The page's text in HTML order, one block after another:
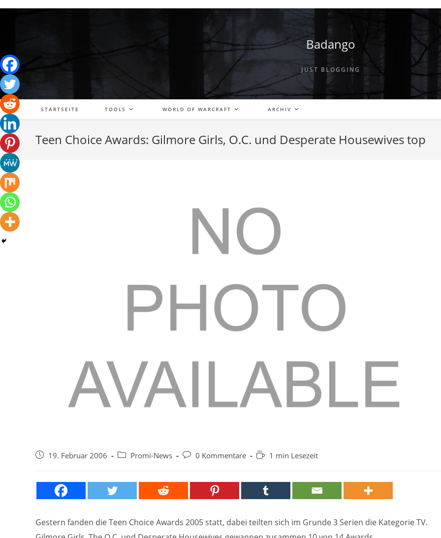
Badango
JUST BLOGGING
STARTSEITE TOOLS WORLD OF WARCRAFT ARCHIV
Teen Choice Awards: Gilmore Girls, O.C. und Desperate Housewives top
Beitrag19. Februar 2006
Beitrags-
Promi-News
Beitrags-
0 Kommentare Lesedauer:
1 min Lesezeit
Gestern fanden die Teen Choice Awards 2005 statt, dabei teilten sich im Grunde 3 Serien die Kategorie TV.